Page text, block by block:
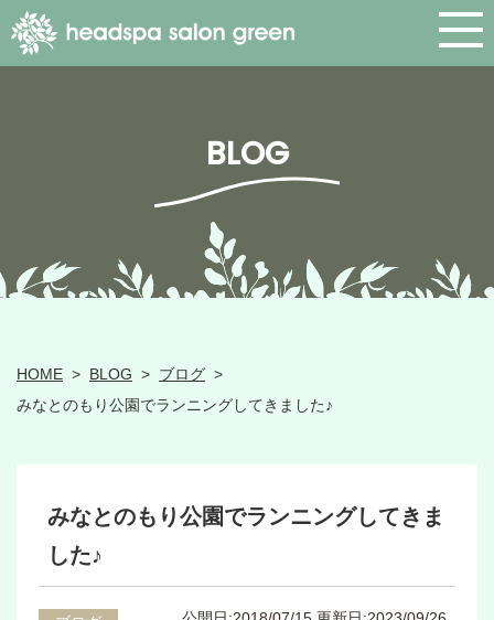
BLOG
HOME > BLOG > ブログ >
みなとのもり公園でランニングしてきました♪
みなとのもり公園でランニングしてきま
した♪